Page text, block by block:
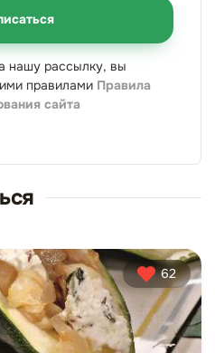
нашу рассылку, вы
правилами Правила
сайта
62